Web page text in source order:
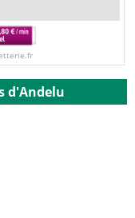
d'Andelu